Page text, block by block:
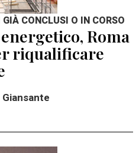
CONCLUSI O IN CORSO
Roma
riqualificare